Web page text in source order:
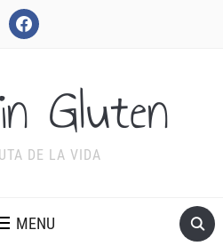
facebook
Gluten
DE LA VIDA
MENU